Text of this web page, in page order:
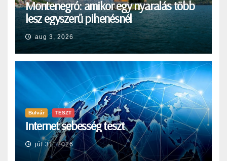
Montenegró: amikor egy nyaralás több
lesz egyszerű pihenésnél
aug 3, 2026
Bulvár TESZT
Internet sebesség teszt
júl 31, 2026